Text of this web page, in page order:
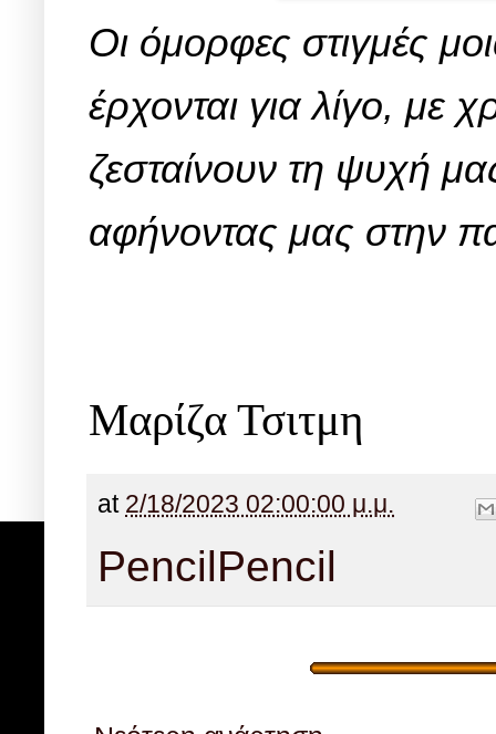
Οι όμορφες στιγμές
έρχονται για λίγο, με
ζεσταίνουν τη ψυχή
αφήνοντας μας στην
Μαρίζα Τσιτμη
at 2/18/2023 02:00:00 μ.μ.
PencilPencil